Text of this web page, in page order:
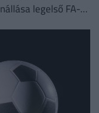
legelső FA-